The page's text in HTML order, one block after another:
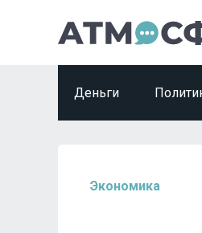
Деньги
Экономика